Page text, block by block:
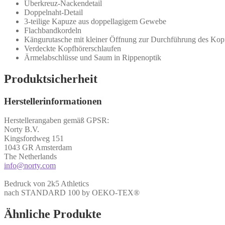
Überkreuz-Nackendetail
Doppelnaht-Detail
3-teilige Kapuze aus doppellagigem Gewebe
Flachbandkordeln
Kängurutasche mit kleiner Öffnung zur Durchführung des
Verdeckte Kopfhörerschlaufen
Ärmelabschlüsse und Saum in Rippenoptik
Produktsicherheit
Herstellerinformationen
Herstellerangaben gemäß GPSR:
Norty B.V.
Kingsfordweg 151
1043 GR Amsterdam
The Netherlands
info@norty.com
Bedruck von 2k5 Athletics
nach STANDARD 100 by OEKO-TEX®
Ähnliche Produkte